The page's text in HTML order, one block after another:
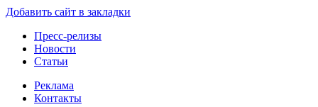
Добавить сайт в закладки
Пресс-релизы
Новости
Статьи
Реклама
Контакты